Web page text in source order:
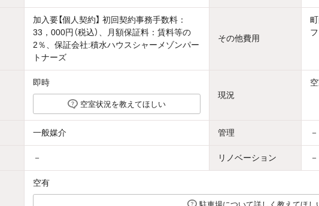
加入要【個人契約】 初回契約事務手数料：
33，000円（税込）、月額保証料：賃料等の
2％、保証会社:積水ハウスシャーメゾンパー
トナーズ
その他費用
即時
空室状況を教えてほしい
現況
一般媒介 管理 －
－ リノベーション －
空有